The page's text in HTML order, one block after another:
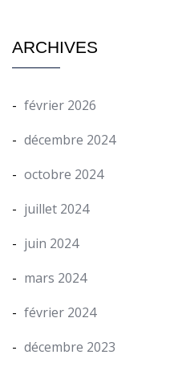
ARCHIVES
février 2026
décembre 2024
octobre 2024
juillet 2024
juin 2024
mars 2024
février 2024
décembre 2023